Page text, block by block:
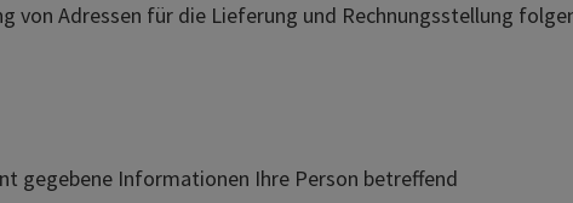
von Adressen für die Lieferung und Rechnungsstellung
gegebene Informationen Ihre Person betreffend